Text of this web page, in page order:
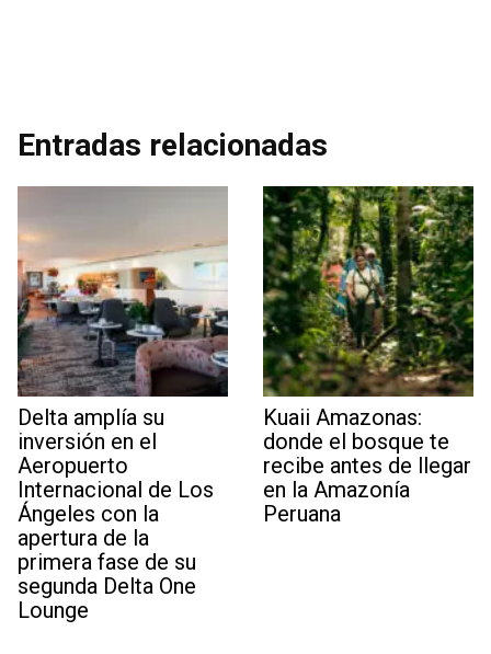
Entradas relacionadas
Delta amplía su
inversión en el
Aeropuerto
Internacional de Los
Ángeles con la
apertura de la
primera fase de su
segunda Delta One
Lounge
Kuaii Amazonas:
donde el bosque te
recibe antes de llegar
en la Amazonía
Peruana